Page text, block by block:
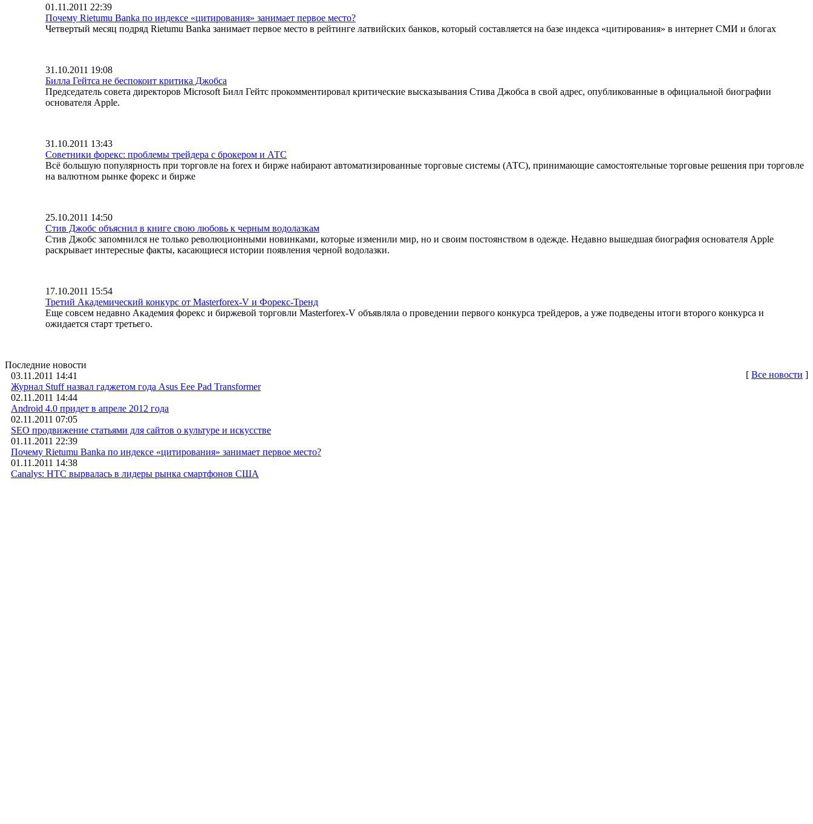
01.11.2011 22:39
Почему Rietumu Banka по индексе «цитирования» занимает первое место?
Четвертый месяц подряд Rietumu Banka занимает первое место в рейтинге латвийских банков, который составляется на базе индекса «цитирования» в интернет СМИ и блогах
31.10.2011 19:08
Билла Гейтса не беспокоит критика Джобса
Председатель совета директоров Microsoft Билл Гейтс прокомментировал критические высказывания Стива Джобса в свой адрес, опубликованные в официальной биографии
основателя Apple.
31.10.2011 13:43
Советники форекс: проблемы трейдера с брокером и АТС
Всё большую популярность при торговле на forex и бирже набирают автоматизированные торговые системы (АТС), принимающие самостоятельные торговые решения при торговле
на валютном рынке форекс и бирже
25.10.2011 14:50
Стив Джобс объяснил в книге свою любовь к черным водолазкам
Стив Джобс запомнился не только революционными новинками, которые изменили мир, но и своим постоянством в одежде. Недавно вышедшая биография основателя Apple
раскрывает интересные факты, касающиеся истории появления черной водолазки.
17.10.2011 15:54
Третий Академический конкурс от Masterforex-V и Форекс-Тренд
Еще совсем недавно Академия форекс и биржевой торговли Masterforex-V объявляла о проведении первого конкурса трейдеров, а уже подведены итоги второго конкурса и
ожидается старт третьего.
[ Все новости ]
Последние новости
03.11.2011 14:41
Журнал Stuff назвал гаджетом года Asus Eee Pad Transformer
02.11.2011 14:44
Android 4.0 придет в апреле 2012 года
02.11.2011 07:05
SEO продвижение статьями для сайтов о культуре и искусстве
01.11.2011 22:39
Почему Rietumu Banka по индексе «цитирования» занимает первое место?
01.11.2011 14:38
Canalys: HTC вырвалась в лидеры рынка смартфонов США